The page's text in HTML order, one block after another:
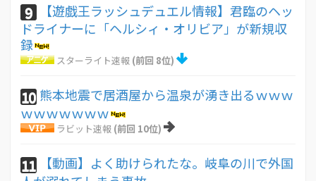
9
【遊戯王ラッシュデュエル情報】君臨のヘッ
ドライナーに「ヘルシィ・オリビア」が新規収
録
スターライト速報 (前回 8位)
10 熊本地震で居酒屋から温泉が湧き出るｗｗｗ
ｗｗｗｗｗｗｗ
ラビット速報 (前回 10位)
11
【動画】よく助けられたな。岐阜の川で外国